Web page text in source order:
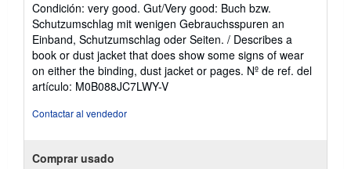
vendedor:
5
de
5
estrellas
Condición: very good. Gut/Very good: Buch bzw.
Schutzumschlag mit wenigen Gebrauchsspuren an
Einband, Schutzumschlag oder Seiten. / Describes a
book or dust jacket that does show some signs of wear
on either the binding, dust jacket or pages. Nº de ref. del
artículo: M0B088JC7LWY-V
Contactar al vendedor
Comprar usado